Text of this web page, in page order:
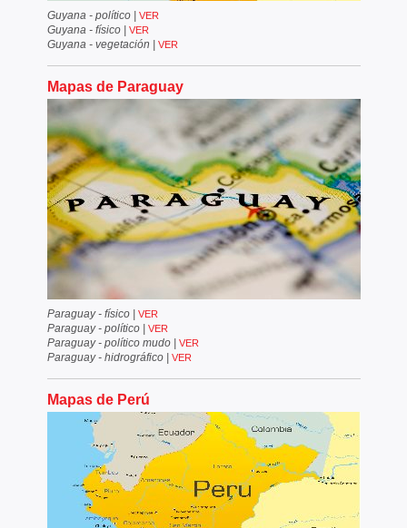
Guyana - político| VER
Guyana - físico VER
Guyana - vegetación VER
Mapas de Paraguay
Paraguay - físico| VER
Paraguay - político| VER
Paraguay - político mudo VER
Paraguay - hidrográfico VER
Mapas de Perú